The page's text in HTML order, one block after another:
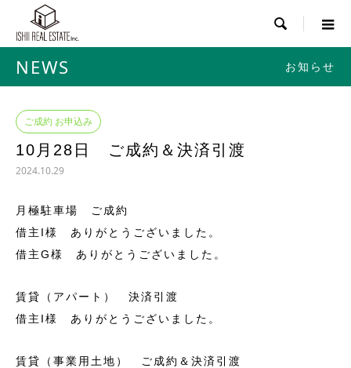

NEWS お知らせ
ご成約 お申込み
10月28日 ご成約＆決済引渡
2024.10.29
月極駐車場 ご成約
借主I様 ありがとうございました。
借主G様 ありがとうございました。
賃貸（アパート） 決済引渡
借主I様 ありがとうございました。
賃貸（事業用土地） ご成約＆決済引渡